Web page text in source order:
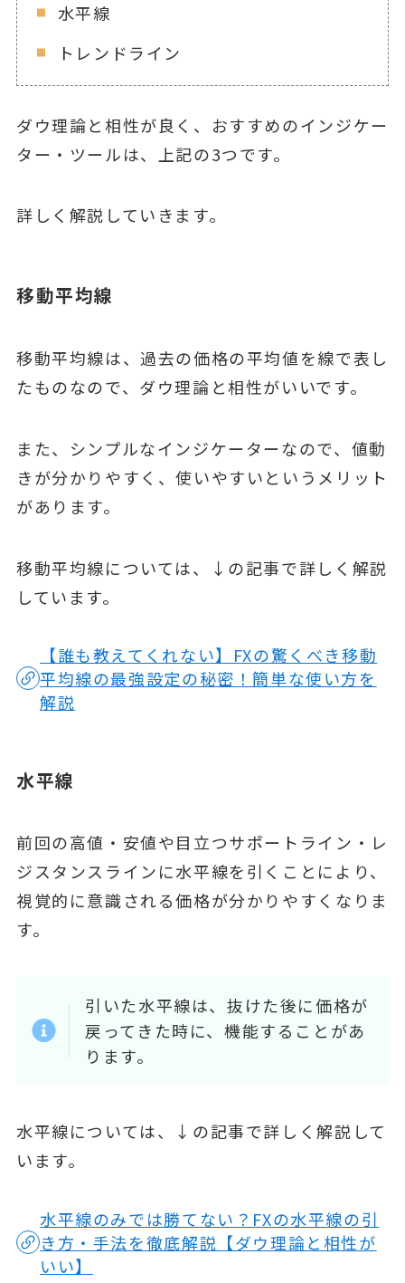
水平線
トレンドライン
ダウ理論と相性が良く、おすすめのインジケー
ター・ツールは、上記の3つです。
詳しく解説していきます。
移動平均線
移動平均線は、過去の価格の平均値を線で表し
たものなので、ダウ理論と相性がいいです。
また、シンプルなインジケーターなので、値動
きが分かりやすく、使いやすいというメリット
があります。
移動平均線については、↓の記事で詳しく解説
しています。
【誰も教えてくれない】FXの驚くべき移動
平均線の最強設定の秘密！簡単な使い方を
解説
水平線
前回の高値・安値や目立つサポートライン・レ
ジスタンスラインに水平線を引くことにより、
視覚的に意識される価格が分かりやすくなりま
す。
引いた水平線は、抜けた後に価格が
戻ってきた時に、機能することがあ
ります。
水平線については、↓の記事で詳しく解説して
います。
水平線のみでは勝てない？FXの水平線の引
き方・手法を徹底解説【ダウ理論と相性が
いい】